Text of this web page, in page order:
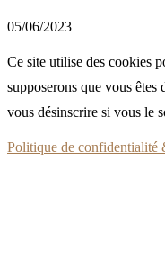
05/06/2023
Ce site utilise des cookies
supposerons que vous
vous désinscrire si vous le
Politique de confidentialité